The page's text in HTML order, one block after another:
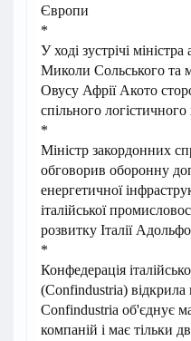
Європи
*
У ході зустрічі
Миколи Сольського та
Овусу Афрії Акото
спільного
*
Міністр закордонних
обговорив оборонну
енергетичної
італійської
розвитку Італії
*
Конфедерація
(Confindustria)
Confindustria об'єднує
компаній і має тільки